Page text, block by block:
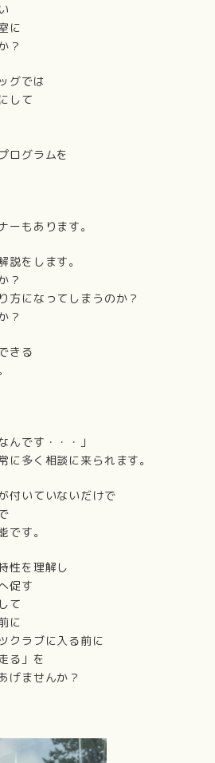
に
？
グでは
して
ログラムを
ーもあります。
説をします。
？
方になってしまうのか？
？
きる
んです・・・」
に多く相談に来られます。
付いていないだけで
です。
性を理解し
促す
て
に
クラブに入る前に
る」を
げませんか？